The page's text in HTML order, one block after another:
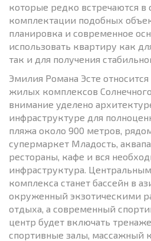
которые редко встречаются в
комплектации подобных
планировка и современное
использовать квартиру как
так и для получения
Эмилия Романа Эсте
жилых комплексов
внимание уделено
инфраструктуре для
пляжа около 900 метров,
супермаркет Младость,
рестораны, кафе и вся
инфраструктура.
комплекса станет бассейн в
окруженный экзотическими
отдыха, а современный
центр будет включать
спортивные залы, массажный